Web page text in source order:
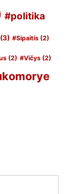
#politika
(3) #Sipaitis (2)
(2) #Vičys (2)